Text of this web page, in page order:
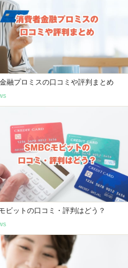
融プロミスの口コミや評判まとめ
ビットの口コミ・評判はどう？